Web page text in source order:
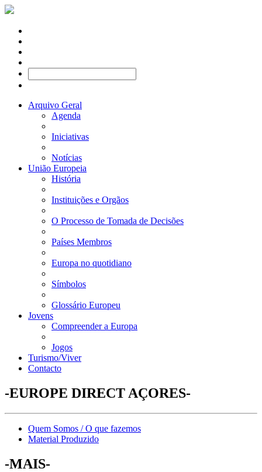
Arquivo Geral
Agenda
Iniciativas
Notícias
União Europeia
História
Instituições e Orgãos
O Processo de Tomada de Decisões
Países Membros
Europa no quotidiano
Símbolos
Glossário Europeu
Jovens
Compreender a Europa
Jogos
Turismo/Viver
Contacto
-EUROPE DIRECT AÇORES-
Quem Somos / O que fazemos
Material Produzido
-MAIS-